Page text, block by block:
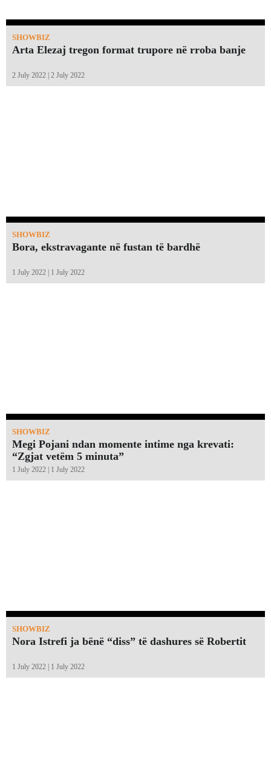
SHOWBIZ
Arta Elezaj tregon format trupore në rroba banje
2 July 2022 | 2 July 2022
SHOWBIZ
Bora, ekstravagante në fustan të bardhë
1 July 2022 | 1 July 2022
SHOWBIZ
Megi Pojani ndan momente intime nga krevati:
“Zgjat vetëm 5 minuta”￼
1 July 2022 | 1 July 2022
SHOWBIZ
Nora Istrefi ja bënë “diss” të dashures së Robertit
1 July 2022 | 1 July 2022